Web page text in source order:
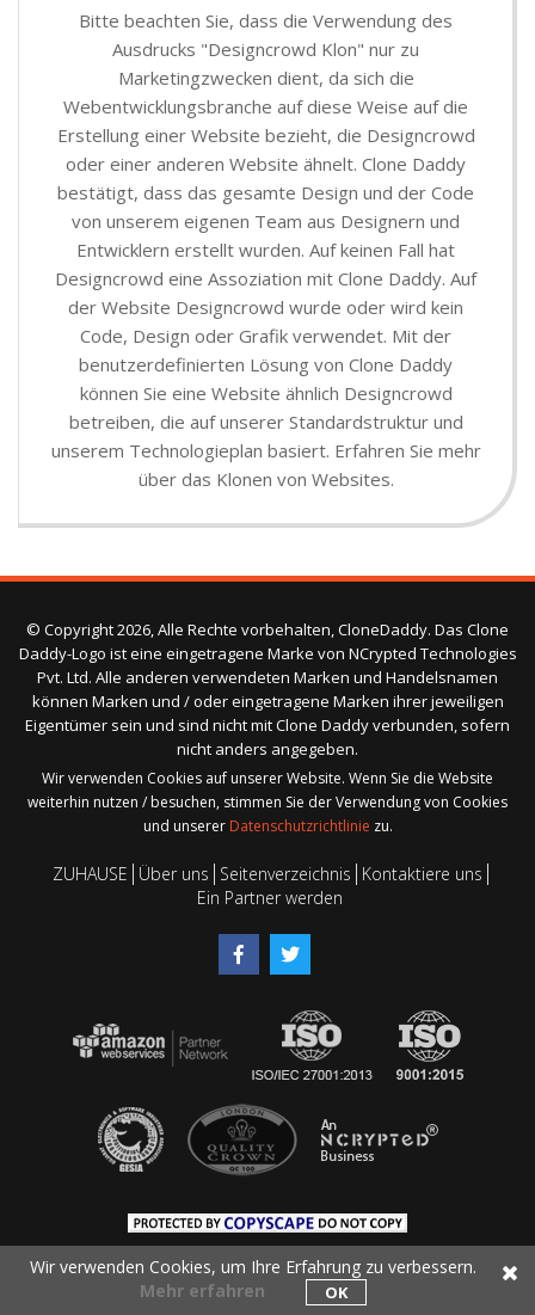
Bitte beachten Sie, dass die Verwendung des
Ausdrucks "Designcrowd Klon" nur zu
Marketingzwecken dient, da sich die
Webentwicklungsbranche auf diese Weise auf die
Erstellung einer Website bezieht, die Designcrowd
oder einer anderen Website ähnelt. Clone Daddy
bestätigt, dass das gesamte Design und der Code
von unserem eigenen Team aus Designern und
Entwicklern erstellt wurden. Auf keinen Fall hat
Designcrowd eine Assoziation mit Clone Daddy. Auf
der Website Designcrowd wurde oder wird kein
Code, Design oder Grafik verwendet. Mit der
benutzerdefinierten Lösung von Clone Daddy
können Sie eine Website ähnlich Designcrowd
betreiben, die auf unserer Standardstruktur und
unserem Technologieplan basiert. Erfahren Sie mehr
über das Klonen von Websites.
© Copyright 2026, Alle Rechte vorbehalten, CloneDaddy. Das Clone
Daddy-Logo ist eine eingetragene Marke von NCrypted Technologies
Pvt. Ltd. Alle anderen verwendeten Marken und Handelsnamen
können Marken und / oder eingetragene Marken ihrer jeweiligen
Eigentümer sein und sind nicht mit Clone Daddy verbunden, sofern
nicht anders angegeben.
Wir verwenden Cookies auf unserer Website. Wenn Sie die Website
weiterhin nutzen / besuchen, stimmen Sie der Verwendung von Cookies
und unserer Datenschutzrichtlinie zu.
ZUHAUSE Über uns Seitenverzeichnis Kontaktiere uns
Ein Partner werden
Wir verwenden Cookies, um Ihre Erfahrung zu verbessern.
Mehr erfahren
OK